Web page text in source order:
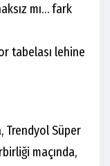
mı… fark
tabelası lehine
Trendyol Süper
maçında,